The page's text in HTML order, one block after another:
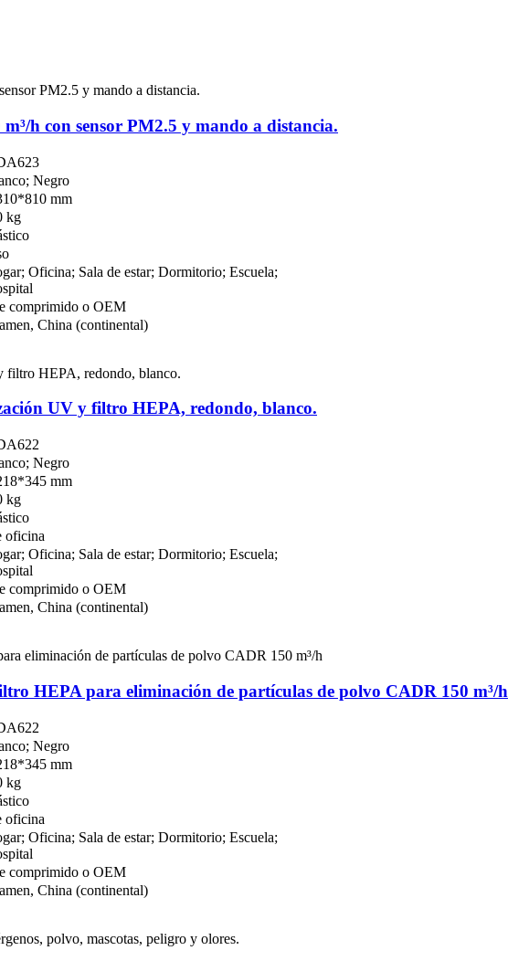
h con sensor PM2.5 y mando a distancia.
Negro
mm
kg
Oficina; Sala de estar; Dormitorio; Escuela;
comprimido o OEM
China (continental)
UV y filtro HEPA, redondo, blanco.
Negro
mm
kg
oficina
Oficina; Sala de estar; Dormitorio; Escuela;
comprimido o OEM
China (continental)
HEPA para eliminación de partículas de polvo CADR 150 m³/h
Negro
mm
kg
oficina
Oficina; Sala de estar; Dormitorio; Escuela;
comprimido o OEM
China (continental)